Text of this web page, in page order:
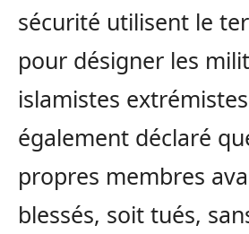
sécurité utilisent le
pour désigner les
islamistes
également déclaré
propres membres
blessés, soit tués,